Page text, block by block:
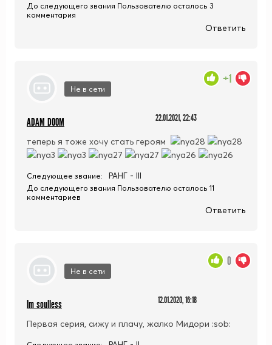
До следующего звания Пользователю осталось 3
комментария
Ответить
Не в сети
ADAM DOOM 22.01.2021, 22:43
теперь я тоже хочу стать героям
+1
Следующее звание: РАНГ - III
До следующего звания Пользователю осталось 11
комментариев
Ответить
Не в сети
Im soulless 12.01.2020, 16:18
Первая серия, сижу и плачу, жалко Мидори :sob:
0